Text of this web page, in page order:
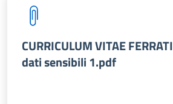
CURRICULUM VITAE
dati sensibili 1.pdf